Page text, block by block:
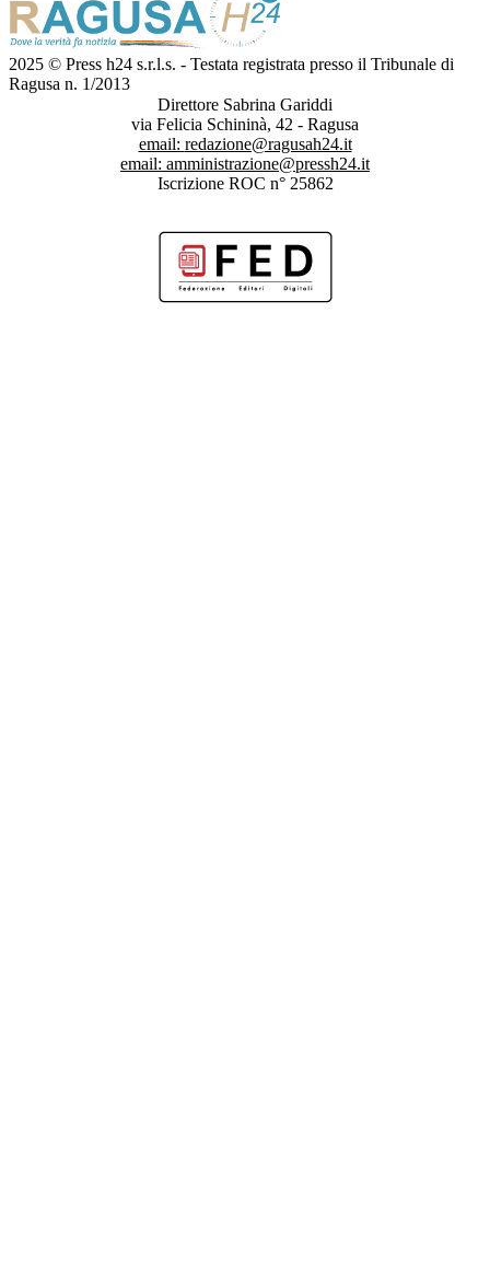
2025 © Press h24 s.r.l.s. - Testata registrata presso il Tribunale di
Ragusa n. 1/2013
Direttore Sabrina Gariddi
via Felicia Schininà, 42 - Ragusa
email: redazione@ragusah24.it
email: amministrazione@pressh24.it
Iscrizione ROC n° 25862